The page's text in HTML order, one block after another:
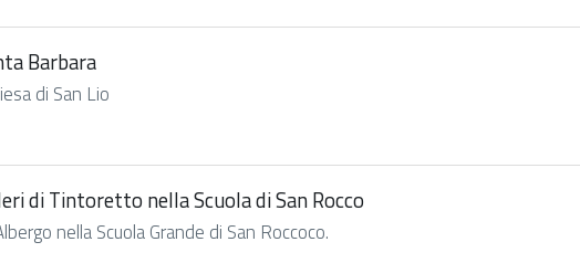
Barbara
di San Lio
di Tintoretto nella Scuola di San Rocco
nella Scuola Grande di San Roccoco.